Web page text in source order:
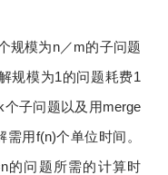
规模为n／m的子问题
规模为1的问题耗费1
子问题以及用merge
用f(n)个单位时间。
的问题所需的计算时